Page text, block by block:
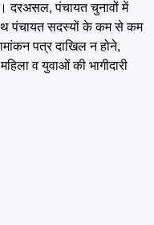
दरअसल, पंचायत चुनावों में
पंचायत सदस्यों के कम से कम
पत्र दाखिल न होने,
व युवाओं की भागीदारी